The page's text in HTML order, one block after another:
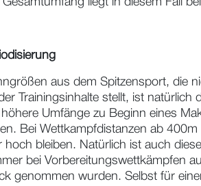
aus dem Spitzensport, die
Trainingsinhalte stellt, ist
höhere Umfänge zu Beginn eines
Bei Wettkampfdistanzen ab
hoch bleiben. Natürlich ist auch
bei Vorbereitungswettkämpfen
genommen wurden. Selbst für